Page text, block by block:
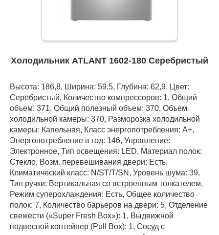
Холодильник ATLANT 1602-180 Серебристый
Высота: 186,8, Ширина: 59,5, Глубина: 62,9, Цвет:
Серебристый, Количество компрессоров: 1, Общий
объем: 371, Общий полезный объем: 370, Объем
холодильной камеры: 370, Разморозка холодильной
камеры: Капельная, Класс энергопотребления: А+,
Энергопотребление в год: 146, Управление:
Электронное, Тип освещения: LED, Материал полок:
Стекло, Возм. перевешивания двери: Есть,
Климатический класс: N/ST/T/SN, Уровень шума: 39,
Тип ручки: Вертикальная со встроенным толкателем,
Режим суперохлаждения: Есть, Общее количество
полок: 7, Количество барьеров на двери: 5, Отделение
свежести («Super Fresh Box»): 1, Выдвижной
подвесной контейнер (Pull Box): 1, Cосуд с